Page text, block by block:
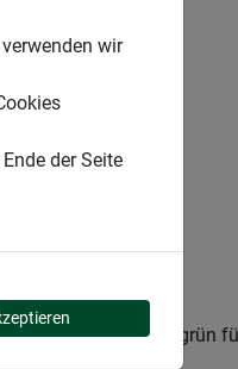
oder mintgrün
wir
der Seite